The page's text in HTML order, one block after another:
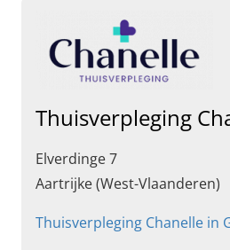
Thuisverpleging
Elverdinge 7
Aartrijke (West-Vlaanderen)
Thuisverpleging Chanelle in